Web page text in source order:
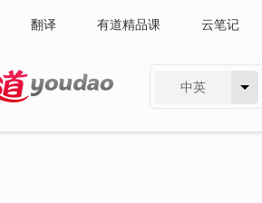
翻译 有道精品课 云笔记
中英